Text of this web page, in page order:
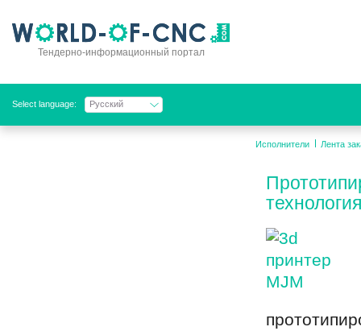
Тендерно-информационный портал
Select language: Русский
Исполнители Лента